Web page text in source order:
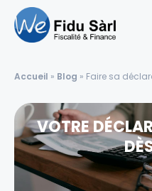
Accueil » Blog » Faire sa
VOTRE